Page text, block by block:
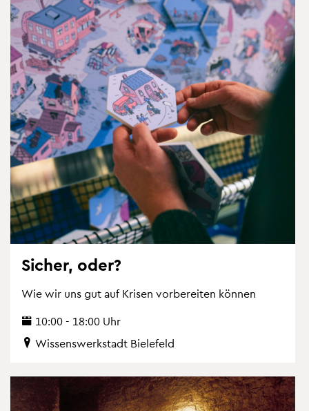
Si­cher, oder?
Wie wir uns gut auf Kri­sen vor­be­rei­ten kön­nen
10:00 - 18:00 Uhr
Wis­sens­werk­stadt Bie­le­feld